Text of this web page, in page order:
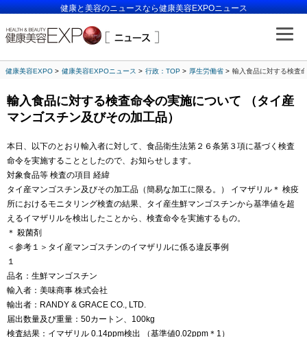
健康と美容のニュースなら健康美容EXPOニュース
健康美容EXPO 健康美容EXPOニュース 行政：TOP 厚生労働省 輸入食品に対する検査
輸入食品に対する検査命令の実施について （タイ産
マンゴスチン及びその加工品）
本日、以下のとおり輸入者に対して、食品衛生法第２６条第３項に基づく検査
命令を実施することとしたので、お知らせします。
対象食品等 検査の項目 経緯
タイ産マンゴスチン及びその加工品（簡易な加工に限る。） イマザリル＊ 検疫
所におけるモニタリング検査の結果、タイ産生鮮マンゴスチンから基準値を超
えるイマザリルを検出したことから、検査命令を実施するもの。
＊ 殺菌剤
＜参考１＞タイ産マンゴスチンのイマザリルに係る違反事例
１
品名：生鮮マンゴスチン
輸入者：美味商事 株式会社
輸出者：RANDY & GRACE CO., LTD.
届出数量及び重量：50カートン、100kg
検査結果：イマザリル 0.14ppm検出 （基準値0.02ppm＊1）